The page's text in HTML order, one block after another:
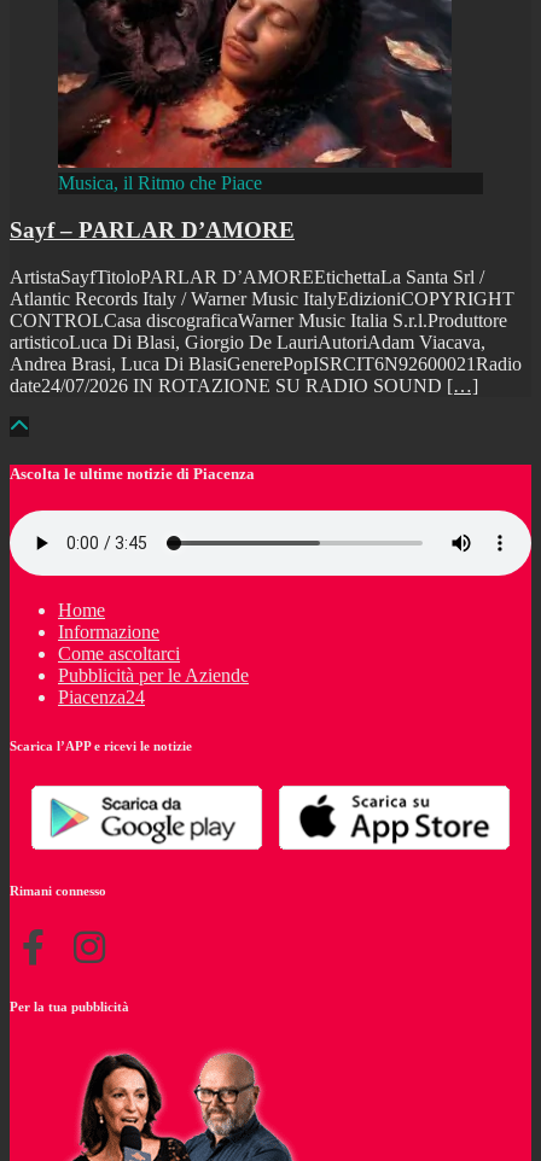
Musica, il Ritmo che Piace
Sayf – PARLAR D’AMORE
ArtistaSayfTitoloPARLAR D’AMOREEtichettaLa Santa Srl /
Atlantic Records Italy / Warner Music ItalyEdizioniCOPYRIGHT
CONTROLCasa discograficaWarner Music Italia S.r.l.Produttore
artisticoLuca Di Blasi, Giorgio De LauriAutoriAdam Viacava,
Andrea Brasi, Luca Di BlasiGenerePopISRCIT6N92600021Radio
date24/07/2026 IN ROTAZIONE SU RADIO SOUND […]
Ascolta le ultime notizie di Piacenza
Home
Informazione
Come ascoltarci
Pubblicità per le Aziende
Piacenza24
Scarica l’APP e ricevi le notizie
Rimani connesso
Per la tua pubblicità